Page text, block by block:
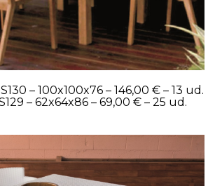
– 100x100x76 – 146,00 € – 13 ud.
– 62x64x86 – 69,00 € – 25 ud.